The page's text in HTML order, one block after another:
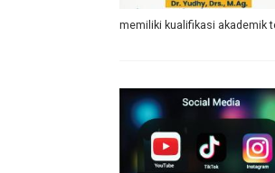
memiliki kualifikasi akademik